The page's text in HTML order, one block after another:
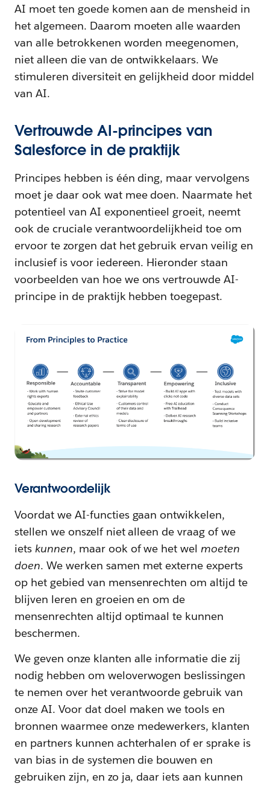
AI moet ten goede komen aan de mensheid in
het algemeen. Daarom moeten alle waarden
van alle betrokkenen worden meegenomen,
niet alleen die van de ontwikkelaars. We
stimuleren diversiteit en gelijkheid door middel
van AI.
Vertrouwde AI-principes van
Salesforce in de praktijk
Principes hebben is één ding, maar vervolgens
moet je daar ook wat mee doen. Naarmate het
potentieel van AI exponentieel groeit, neemt
ook de cruciale verantwoordelijkheid toe om
ervoor te zorgen dat het gebruik ervan veilig en
inclusief is voor iedereen. Hieronder staan
voorbeelden van hoe we ons vertrouwde AI-
principe in de praktijk hebben toegepast.
Verantwoordelijk
Voordat we AI-functies gaan ontwikkelen,
stellen we onszelf niet alleen de vraag of we
iets kunnen, maar ook of we het welmoeten
doen. We werken samen met externe experts
op het gebied van mensenrechten om altijd te
blijven leren en groeien en om de
mensenrechten altijd optimaal te kunnen
beschermen.
We geven onze klanten alle informatie die zij
nodig hebben om weloverwogen beslissingen
te nemen over het verantwoorde gebruik van
onze AI. Voor dat doel maken we tools en
bronnen waarmee onze medewerkers, klanten
en partners kunnen achterhalen of er sprake is
van bias in de systemen die bouwen en
gebruiken zijn, en zo ja, daar iets aan kunnen